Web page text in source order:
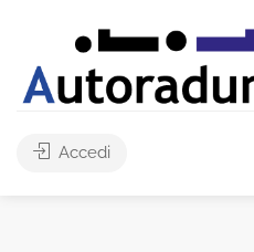
Accedi